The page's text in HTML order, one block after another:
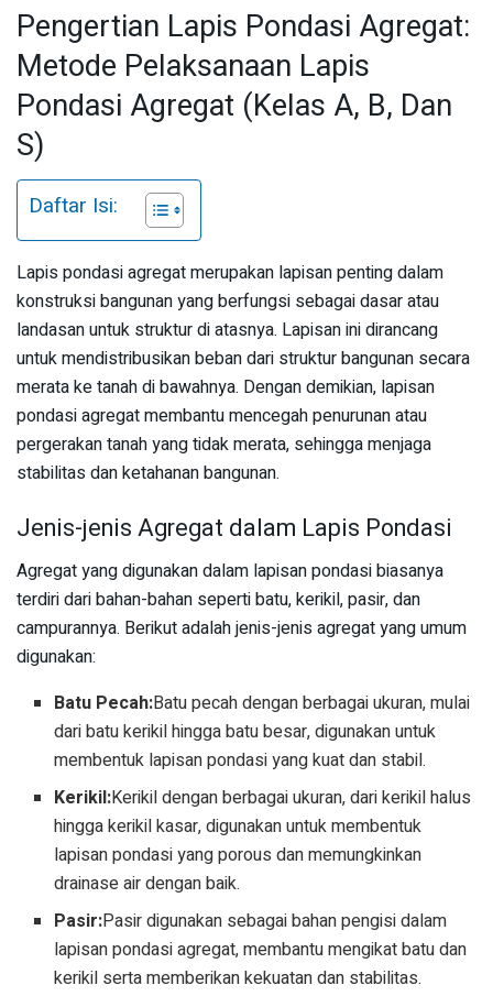
Pengertian Lapis Pondasi Agregat:
Metode Pelaksanaan Lapis
Pondasi Agregat (Kelas A, B, Dan
S)
Daftar Isi:
Lapis pondasi agregat merupakan lapisan penting dalam
konstruksi bangunan yang berfungsi sebagai dasar atau
landasan untuk struktur di atasnya. Lapisan ini dirancang
untuk mendistribusikan beban dari struktur bangunan secara
merata ke tanah di bawahnya. Dengan demikian, lapisan
pondasi agregat membantu mencegah penurunan atau
pergerakan tanah yang tidak merata, sehingga menjaga
stabilitas dan ketahanan bangunan.
Jenis-jenis Agregat dalam Lapis Pondasi
Agregat yang digunakan dalam lapisan pondasi biasanya
terdiri dari bahan-bahan seperti batu, kerikil, pasir, dan
campurannya. Berikut adalah jenis-jenis agregat yang umum
digunakan:
Batu Pecah:Batu pecah dengan berbagai ukuran, mulai
dari batu kerikil hingga batu besar, digunakan untuk
membentuk lapisan pondasi yang kuat dan stabil.
Kerikil:Kerikil dengan berbagai ukuran, dari kerikil halus
hingga kerikil kasar, digunakan untuk membentuk
lapisan pondasi yang porous dan memungkinkan
drainase air dengan baik.
Pasir:Pasir digunakan sebagai bahan pengisi dalam
lapisan pondasi agregat, membantu mengikat batu dan
kerikil serta memberikan kekuatan dan stabilitas.